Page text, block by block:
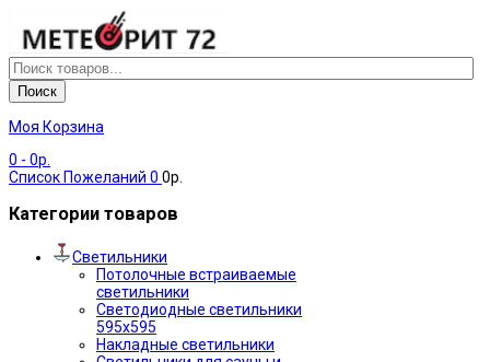
Поиск
Моя Корзина
0 - 0р.
Список Пожеланий 0 0р.
Категории товаров
Светильники
Потолочные встраиваемые
светильники
Светодиодные светильники
595х595
Накладные светильники